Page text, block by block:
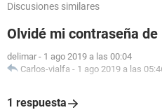
Discusiones similares
Olvidé mi contraseña
delimar - 1 ago 2019 a las 00:04
Carlos-vialfa - 1 ago 2019 a las
1 respuesta